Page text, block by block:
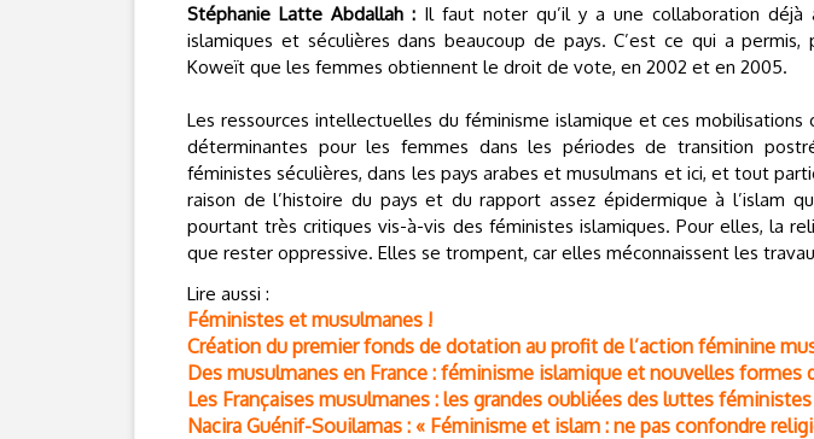
Stéphanie Latte Abdallah : Il faut noter qu’il y a une collaboration déjà
islamiques et séculières dans beaucoup de pays. C’est ce qui a
Koweït que les femmes obtiennent le droit de vote, en 2002 et en 2005.
Les ressources intellectuelles du féminisme islamique et ces mobilisations
déterminantes pour les femmes dans les périodes de transition
féministes séculières, dans les pays arabes et musulmans et ici, et tout
raison de l’histoire du pays et du rapport assez épidermique à l’islam
pourtant très critiques vis-à-vis des féministes islamiques. Pour elles, la
que rester oppressive. Elles se trompent, car elles méconnaissent les
Lire aussi :
Féministes et musulmanes !
Création du premier fonds de dotation au profit de l’action féminine
Des musulmanes en France : féminisme islamique et nouvelles formes
Les Françaises musulmanes : les grandes oubliées des luttes
Nacira Guénif-Souilamas : « Féminisme et islam : ne pas confondre